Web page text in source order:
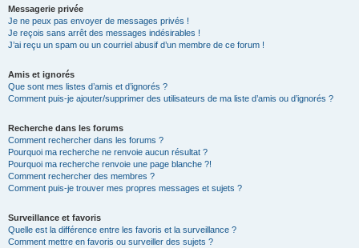
Messagerie privée
Je ne peux pas envoyer de messages privés !
Je reçois sans arrêt des messages indésirables !
J’ai reçu un spam ou un courriel abusif d’un membre de ce forum !
Amis et ignorés
Que sont mes listes d’amis et d’ignorés ?
Comment puis-je ajouter/supprimer des utilisateurs de ma liste d’amis ou d’ignorés ?
Recherche dans les forums
Comment rechercher dans les forums ?
Pourquoi ma recherche ne renvoie aucun résultat ?
Pourquoi ma recherche renvoie une page blanche ?!
Comment rechercher des membres ?
Comment puis-je trouver mes propres messages et sujets ?
Surveillance et favoris
Quelle est la différence entre les favoris et la surveillance ?
Comment mettre en favoris ou surveiller des sujets ?